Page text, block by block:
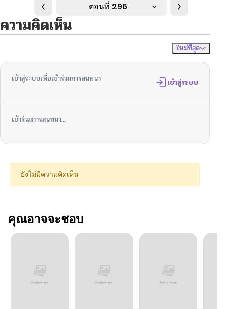
ตอนที่ 296
ความคิดเห็น
ใหม่ที่สุด
เข้าสู่ระบบเพื่อเข้าร่วมการสนทนา เข้าสู่ระบบ
เข้าร่วมการสนทนา...
ยังไม่มีความคิดเห็น
คุณอาจจะชอบ